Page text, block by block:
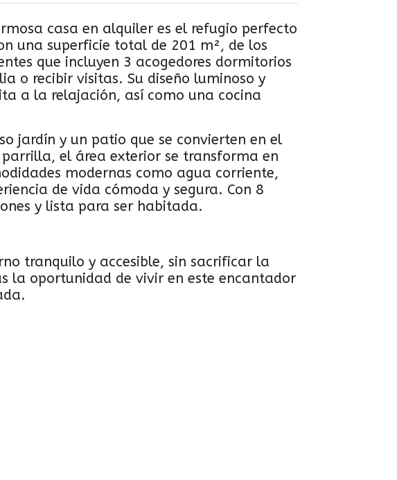
casa en alquiler es el refugio perfecto
una superficie total de 201 m², de los
que incluyen 3 acogedores dormitorios
o recibir visitas. Su diseño luminoso y
a la relajación, así como una cocina
jardín y un patio que se convierten en el
el área exterior se transforma en
modernas como agua corriente,
de vida cómoda y segura. Con 8
y lista para ser habitada.
tranquilo y accesible, sin sacrificar la
la oportunidad de vivir en este encantador